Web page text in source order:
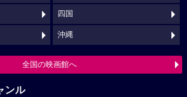
四国
沖縄
全国の映画館へ
ンル